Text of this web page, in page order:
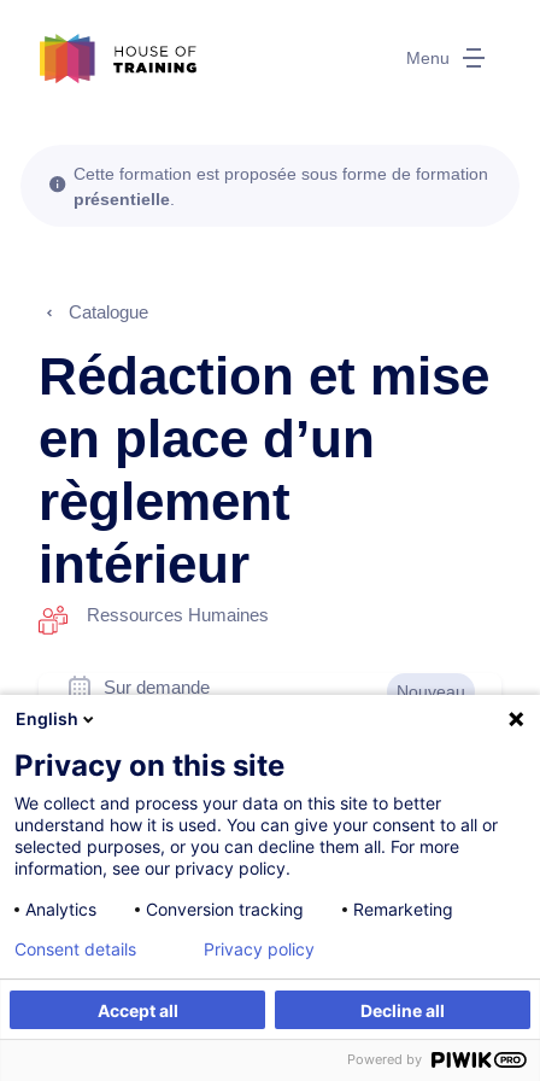
Menu
Être alerté Formation sur mesure
Cette formation est proposée sous forme de formation
présentielle
Catalogue
Rédaction et mise
en place d’un
règlement
intérieur
Ressources Humaines
Nouveau
Sur demande
Formation présentielle
Cours du jour
French / Français
012129
260,00EUR(+3% TVA)
Être alerté
English
Privacy on this site
We collect and process your data on this site to better
understand how it is used. You can give your consent to all or
selected purposes, or you can decline them all. For more
information, see our privacy policy.
Analytics
Conversion tracking Remarketing
Accept all Decline all
Consent details Privacy policy
Powered by